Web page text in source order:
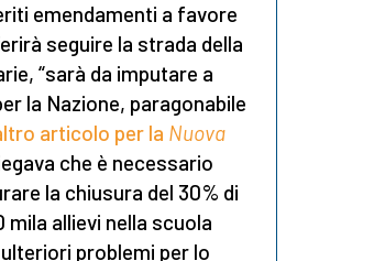
emendamenti a favore
seguire la strada della
“sarà da imputare a
la Nazione, paragonabile
articolo per la Nuova
che è necessario
la chiusura del 30% di
allievi nella scuola
problemi per lo